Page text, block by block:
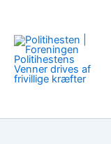
indholdet